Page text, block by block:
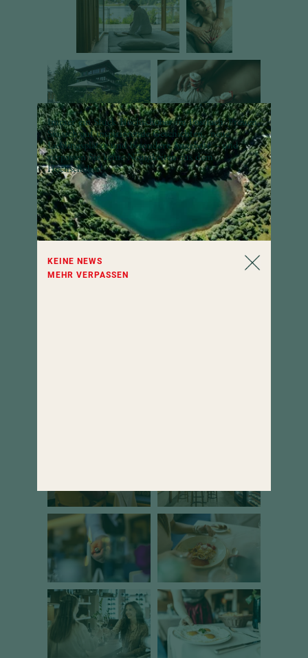
Immer ein Stück Hochschober im Postfach: Freuen
Sie sich auf inspirierende Geschichten, neue
Lieblingsplätze und besondere Angebote – und
verpassen Sie keine Neuigkeiten aus dem
Hochschober!
KEINE NEWS
MEHR VERPASSEN
Genuss